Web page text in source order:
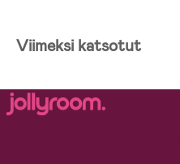
Viimeksi katsotut